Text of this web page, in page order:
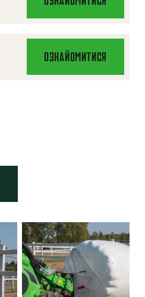
ROUND
BALE
FORK
ОЗНАЙОМИТИСЯ
SQUARE
BALE